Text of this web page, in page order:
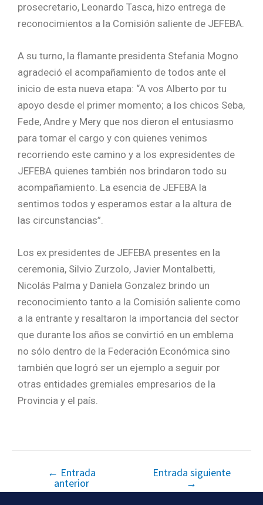
prosecretario, Leonardo Tasca, hizo entrega de
reconocimientos a la Comisión saliente de JEFEBA.
A su turno, la flamante presidenta Stefania Mogno
agradeció el acompañamiento de todos ante el
inicio de esta nueva etapa: “A vos Alberto por tu
apoyo desde el primer momento; a los chicos Seba,
Fede, Andre y Mery que nos dieron el entusiasmo
para tomar el cargo y con quienes venimos
recorriendo este camino y a los expresidentes de
JEFEBA quienes también nos brindaron todo su
acompañamiento. La esencia de JEFEBA la
sentimos todos y esperamos estar a la altura de
las circunstancias”.
Los ex presidentes de JEFEBA presentes en la
ceremonia, Silvio Zurzolo, Javier Montalbetti,
Nicolás Palma y Daniela Gonzalez brindo un
reconocimiento tanto a la Comisión saliente como
a la entrante y resaltaron la importancia del sector
que durante los años se convirtió en un emblema
no sólo dentro de la Federación Económica sino
también que logró ser un ejemplo a seguir por
otras entidades gremiales empresarios de la
Provincia y el país.
← Entrada
anterior
Entrada siguiente
→